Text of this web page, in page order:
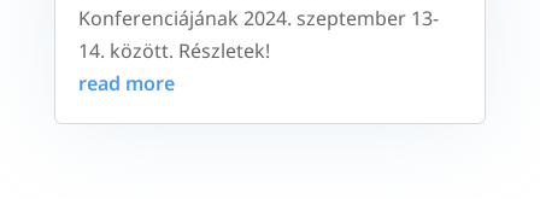
Konferenciájának 2024. szeptember 13-
14. között. Részletek!
read more